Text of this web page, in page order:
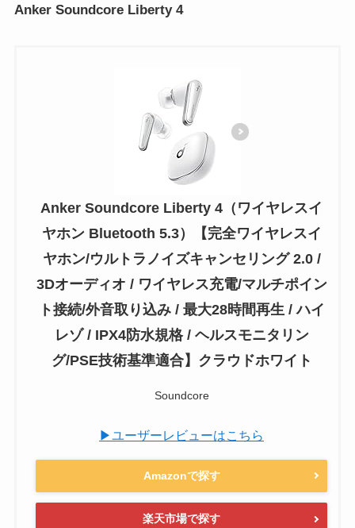
Anker Soundcore Liberty 4
Anker Soundcore Liberty 4（ワイヤレスイ
ヤホン Bluetooth 5.3）【完全ワイヤレスイ
ヤホン/ウルトラノイズキャンセリング 2.0 /
3Dオーディオ / ワイヤレス充電/マルチポイン
ト接続/外音取り込み / 最大28時間再生 / ハイ
レゾ / IPX4防水規格 / ヘルスモニタリン
グ/PSE技術基準適合】クラウドホワイト
Soundcore
▶ユーザーレビューはこちら
Amazonで探す
楽天市場で探す